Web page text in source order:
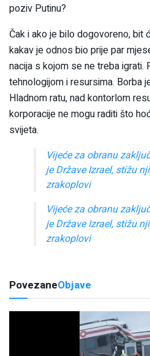
poziv Putinu?
Čak i ako je bilo dogovoreno, bit
kakav je odnos bio prije par
nacija s kojom se ne treba igrati.
tehnologijom i resursima. Borba
Hladnom ratu, nad kontorlom
korporacije ne mogu raditi što
svijeta.
Vijeće za obranu
je Države Izrael, stižu
zrakoplovi
Vijeće za obranu
je Države Izrael, stižu
zrakoplovi
PovezaneObjave